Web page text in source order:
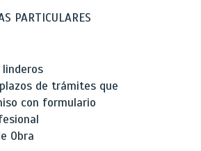
PARTICULARES
de trámites que
con formulario
Obra